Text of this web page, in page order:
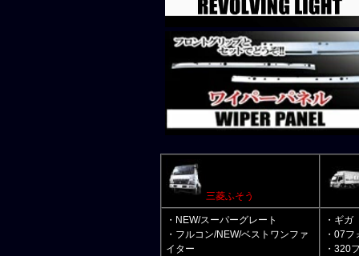
三菱ふそう
・NEW/スーパーグレート
・フルコン/NEW/ベストワンファ
イター
・ギガ
・07
・320